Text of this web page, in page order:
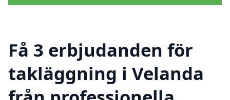
Få 3 erbjudanden för
takläggning i Velanda